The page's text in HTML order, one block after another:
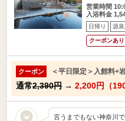
営業時間
入浴料金
日帰り 源泉
クーポンあり
クーポン ＜平日限定＞入館料+
通常2,390円 → 2,200円（
言うまでもない神奈川